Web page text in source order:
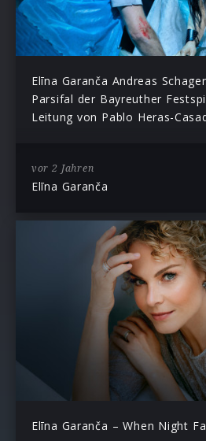
Elīna Garanča Andreas
Parsifal der Bayreuther
Leitung von Pablo Heras-
vor 2 Jahren
Elīna Garanča
Elīna Garanča – When Night